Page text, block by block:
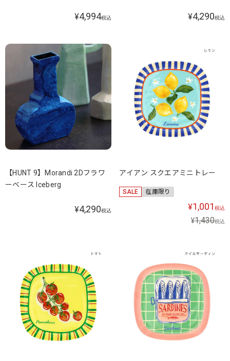
¥4,994税込 ¥4,290税込
【HUNT 9】Morandi 2Dフラワ
ーベース Iceberg
¥4,290税込
アイアン スクエアミニトレー
SALE 在庫限り
¥1,001 税込
¥1,430税込